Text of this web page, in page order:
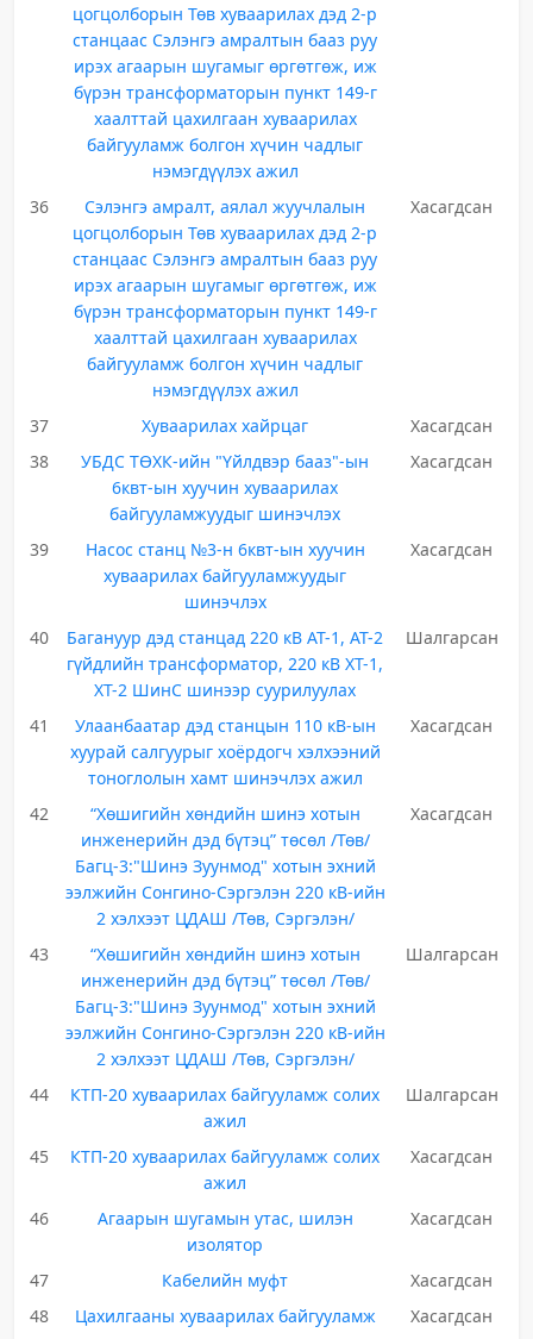
цогцолборын Төв хуваарилах дэд 2-р
станцаас Сэлэнгэ амралтын бааз руу
ирэх агаарын шугамыг өргөтгөж, иж
бүрэн трансформаторын пункт 149-г
хаалттай цахилгаан хуваарилах
байгууламж болгон хүчин чадлыг
нэмэгдүүлэх ажил
36
Сэлэнгэ амралт, аялал жуучлалын
цогцолборын Төв хуваарилах дэд 2-р
станцаас Сэлэнгэ амралтын бааз руу
ирэх агаарын шугамыг өргөтгөж, иж
бүрэн трансформаторын пункт 149-г
хаалттай цахилгаан хуваарилах
байгууламж болгон хүчин чадлыг
нэмэгдүүлэх ажил
Хасагдсан
37 Хуваарилах хайрцаг
Хасагдсан
38
УБДС ТӨХК-ийн "Үйлдвэр бааз"-ын
6квт-ын хуучин хуваарилах
байгууламжуудыг шинэчлэх
Хасагдсан
39
Насос станц №3-н 6квт-ын хуучин
хуваарилах байгууламжуудыг
шинэчлэх
Хасагдсан
40
Багануур дэд станцад 220 кВ АТ-1, АТ-2
гүйдлийн трансформатор, 220 кВ ХТ-1,
ХТ-2 ШинС шинээр суурилуулах
Шалгарсан
41
Улаанбаатар дэд станцын 110 кВ-ын
хуурай салгуурыг хоёрдогч хэлхээний
тоноглолын хамт шинэчлэх ажил
Хасагдсан
42
“Хөшигийн хөндийн шинэ хотын
инженерийн дэд бүтэц” төсөл /Төв/
Багц-3:"Шинэ Зуунмод" хотын эхний
ээлжийн Сонгино-Сэргэлэн 220 кВ-ийн
2 хэлхээт ЦДАШ /Төв, Сэргэлэн/
Хасагдсан
43
“Хөшигийн хөндийн шинэ хотын
инженерийн дэд бүтэц” төсөл /Төв/
Багц-3:"Шинэ Зуунмод" хотын эхний
ээлжийн Сонгино-Сэргэлэн 220 кВ-ийн
2 хэлхээт ЦДАШ /Төв, Сэргэлэн/
Шалгарсан
44
КТП-20 хуваарилах байгууламж солих
ажил
Шалгарсан
45
КТП-20 хуваарилах байгууламж солих
ажил
Хасагдсан
46
Агаарын шугамын утас, шилэн
изолятор
Хасагдсан
47 Кабелийн муфт
Хасагдсан
48
Цахилгааны хуваарилах байгууламж
Хасагдсан